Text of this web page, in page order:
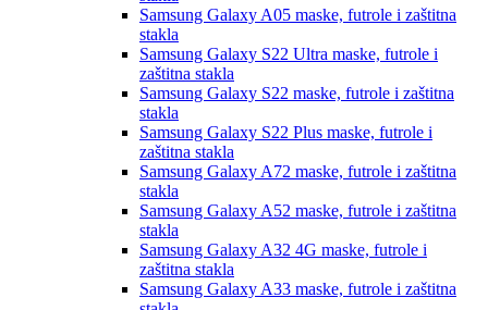
Samsung Galaxy A05 maske, futrole i zaštitna
stakla
Samsung Galaxy S22 Ultra maske, futrole i
zaštitna stakla
Samsung Galaxy S22 maske, futrole i zaštitna
stakla
Samsung Galaxy S22 Plus maske, futrole i
zaštitna stakla
Samsung Galaxy A72 maske, futrole i zaštitna
stakla
Samsung Galaxy A52 maske, futrole i zaštitna
stakla
Samsung Galaxy A32 4G maske, futrole i
zaštitna stakla
Samsung Galaxy A33 maske, futrole i zaštitna